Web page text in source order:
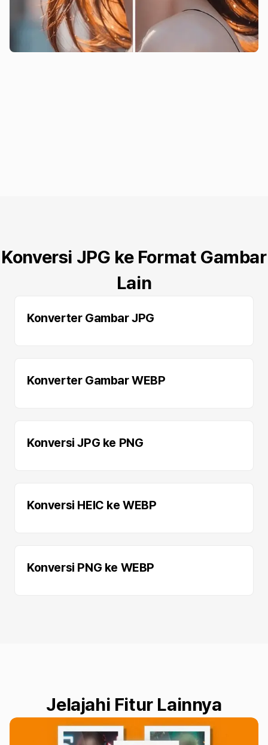
Konversi JPG ke Format Gambar
Lain
Konverter Gambar JPG
Konverter Gambar WEBP
Konversi JPG ke PNG
Konversi HEIC ke WEBP
Konversi PNG ke WEBP
Jelajahi Fitur Lainnya